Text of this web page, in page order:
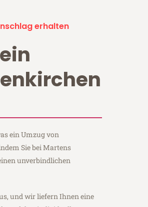
erhalten
ein Umzug von
Sie bei Martens
unverbindlichen
und wir liefern Ihnen eine